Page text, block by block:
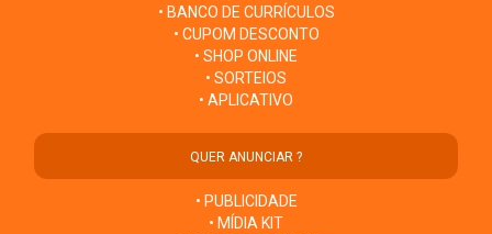
• BANCO DE CURRÍCULOS
• CUPOM DESCONTO
• SHOP ONLINE
• SORTEIOS
• APLICATIVO
QUER ANUNCIAR ?
• PUBLICIDADE
• MÍDIA KIT